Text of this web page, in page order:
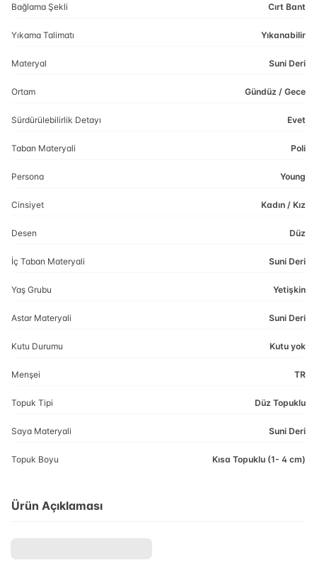
Bağlama Şekli Cırt Bant
Yıkama Talimatı Yıkanabilir
Materyal Suni Deri
Ortam Gündüz / Gece
Sürdürülebilirlik Detayı Evet
Taban Materyali Poli
Persona Young
Cinsiyet Kadın / Kız
Desen Düz
İç Taban Materyali Suni Deri
Yaş Grubu Yetişkin
Astar Materyali Suni Deri
Kutu Durumu Kutu yok
Menşei TR
Topuk Tipi Düz Topuklu
Saya Materyali Suni Deri
Topuk Boyu Kısa Topuklu (1- 4 cm)
Ürün Açıklaması